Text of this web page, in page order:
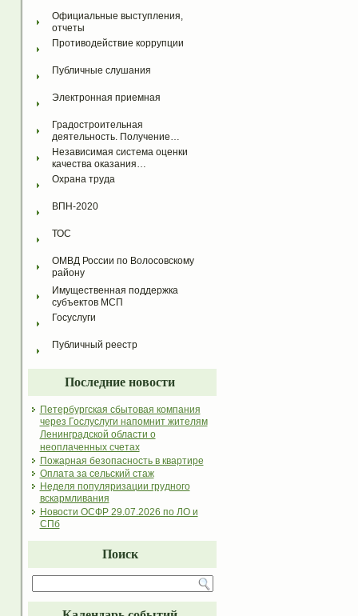
Официальные выступления,
отчеты
Противодействие коррупции
Публичные слушания
Электронная приемная
Градостроительная
деятельность. Получение…
Независимая система оценки
качества оказания…
Охрана труда
ВПН-2020
ТОС
ОМВД России по Волосовскому
району
Имущественная поддержка
субъектов МСП
Госуслуги
Публичный реестр
Последние новости
Петербургская сбытовая компания
через Гослуслуги напомнит жителям
Ленинградской области о
неоплаченных счетах
Пожарная безопасность в квартире
Оплата за сельский стаж
Неделя популяризации грудного
вскармливания
Новости ОСФР 29.07.2026 по ЛО и
СПб
Поиск